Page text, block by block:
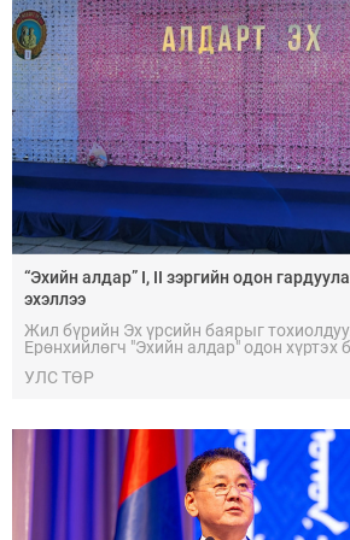
“Эхийн алдар” I, II зэргийн одон
эхэллээ
Жил бүрийн Эх үрсийн баярыг
Ерөнхийлөгч "Эхийн алдар" одон хүртэх
УЛС ТӨР